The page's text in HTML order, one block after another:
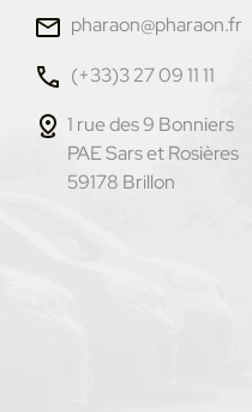
pharaon@pharaon.fr
(+33)3 27 09 11 11
1 rue des 9 Bonniers
PAE Sars et Rosières
59178 Brillon